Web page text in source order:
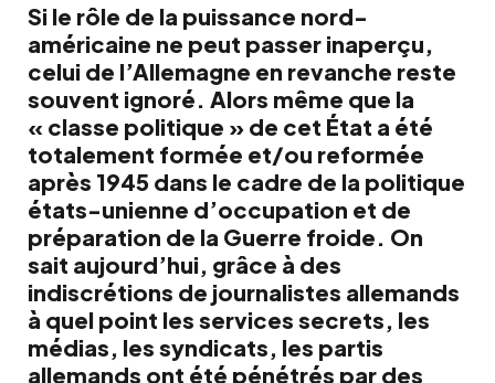
Si le rôle de la puissance nord-
américaine ne peut passer inaperçu,
celui de l’Allemagne en revanche reste
souvent ignoré. Alors même que la
« classe politique » de cet État a été
totalement formée et/ou reformée
après 1945 dans le cadre de la politique
états-unienne d’occupation et de
préparation de la Guerre froide. On
sait aujourd’hui, grâce à des
indiscrétions de journalistes allemands
à quel point les services secrets, les
médias, les syndicats, les partis
allemands ont été pénétrés par des